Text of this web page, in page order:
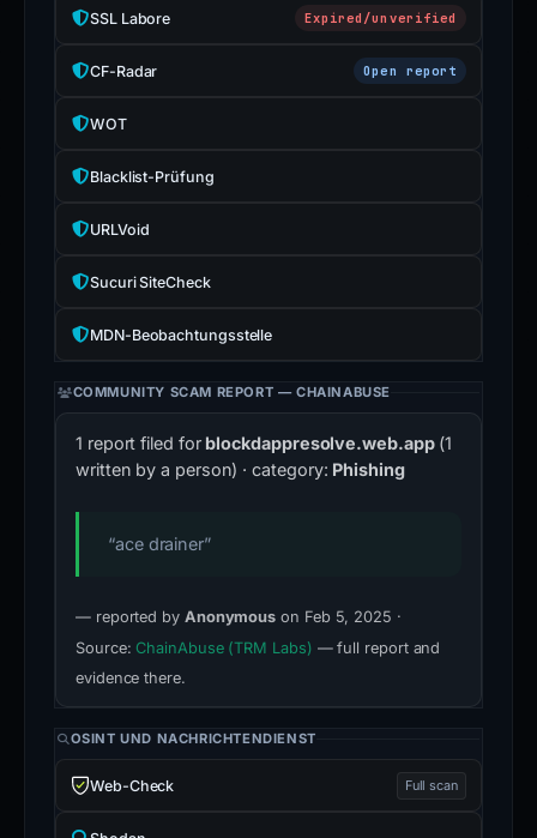
SSL Labore Expired/unverified
CF-Radar Open report
WOT
Blacklist-Prüfung
URLVoid
Sucuri SiteCheck
MDN-Beobachtungsstelle
COMMUNITY SCAM REPORT — CHAINABUSE
1 report filed for blockdappresolve.web.app(1
written by a person) · category: Phishing
“ace drainer”
— reported by Anonymous on Feb 5, 2025 ·
Source:ChainAbuse (TRM Labs) — full report and
evidence there.
OSINT UND NACHRICHTENDIENST
Web-Check Full scan